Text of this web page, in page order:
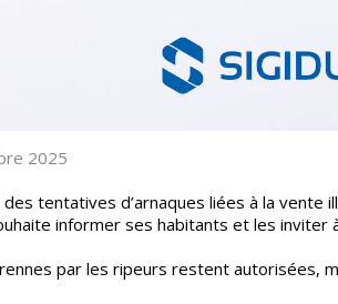
2025
des tentatives d’arnaques liées à la
informer ses habitants et les inviter
par les ripeurs restent autorisées,